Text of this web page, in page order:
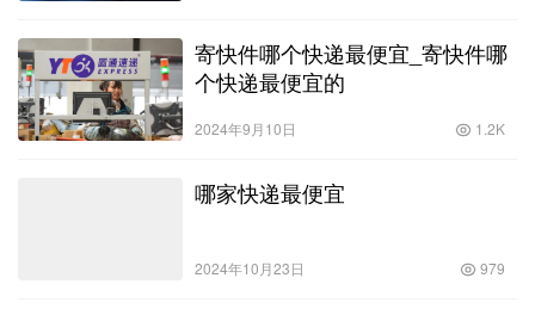
寄快件哪个快递最便宜_寄快件哪
个快递最便宜的
2024年9月10日 1.2K
哪家快递最便宜
2024年10月23日 979